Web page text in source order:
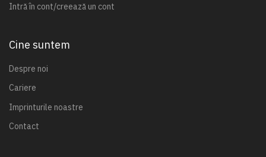
Intră în cont/creează un cont
Cine suntem
Despre noi
Cariere
Imprinturile noastre
Contact